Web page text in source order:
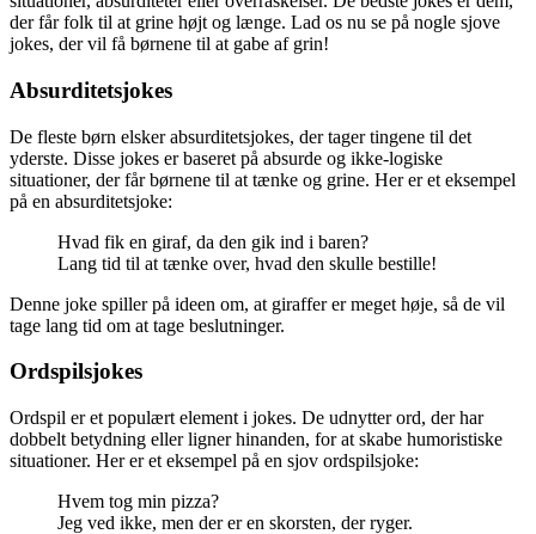
der får folk til at grine højt og længe. Lad os nu se på nogle sjove
jokes, der vil få børnene til at gabe af grin!
Absurditetsjokes
De fleste børn elsker absurditetsjokes, der tager tingene til det
yderste. Disse jokes er baseret på absurde og ikke-logiske
situationer, der får børnene til at tænke og grine. Her er et eksempel
på en absurditetsjoke:
Hvad fik en giraf, da den gik ind i baren?
Lang tid til at tænke over, hvad den skulle bestille!
Denne joke spiller på ideen om, at giraffer er meget høje, så de vil
tage lang tid om at tage beslutninger.
Ordspilsjokes
Ordspil er et populært element i jokes. De udnytter ord, der har
dobbelt betydning eller ligner hinanden, for at skabe humoristiske
situationer. Her er et eksempel på en sjov ordspilsjoke:
Hvem tog min pizza?
Jeg ved ikke, men der er en skorsten, der ryger.